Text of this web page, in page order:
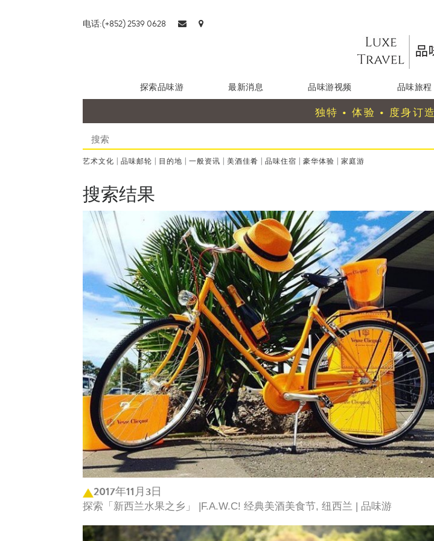
电话:(+852) 2539 0628
探索品味游 最新消息 品味游视频 品味旅程
独特 • 体验 • 度身订
艺术文化 | 品味邮轮 | 目的地 | 一般资讯 | 美酒佳肴 | 品味住宿 | 豪华体验 | 家庭游
搜索结果
2017年11月3日
探索「新西兰水果之乡」 |F.A.W.C! 经典美酒美食节, 纽西兰 | 品味游